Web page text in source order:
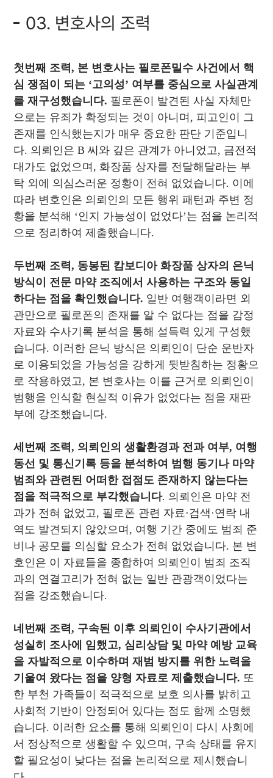
03. 변호사의 조력
첫번째 조력, 본 변호사는 필로폰밀수 사건에서 핵
심 쟁점이 되는 ‘고의성’ 여부를 중심으로 사실관계
를 재구성했습니다. 필로폰이 발견된 사실 자체만
으로는 유죄가 확정되는 것이 아니며, 피고인이 그
존재를 인식했는지가 매우 중요한 판단 기준입니
다. 의뢰인은 B 씨와 깊은 관계가 아니었고, 금전적
대가도 없었으며, 화장품 상자를 전달해달라는 부
탁 외에 의심스러운 정황이 전혀 없었습니다. 이에
따라 변호인은 의뢰인의 모든 행위 패턴과 주변 정
황을 분석해 ‘인지 가능성이 없었다’는 점을 논리적
으로 정리하여 제출했습니다.
두번째 조력, 동봉된 캄보디아 화장품 상자의 은닉
방식이 전문 마약 조직에서 사용하는 구조와 동일
하다는 점을 확인했습니다. 일반 여행객이라면 외
관만으로 필로폰의 존재를 알 수 없다는 점을 감정
자료와 수사기록 분석을 통해 설득력 있게 구성했
습니다. 이러한 은닉 방식은 의뢰인이 단순 운반자
로 이용되었을 가능성을 강하게 뒷받침하는 정황으
로 작용하였고, 본 변호사는 이를 근거로 의뢰인이
범행을 인식할 현실적 이유가 없었다는 점을 재판
부에 강조했습니다.
세번째 조력, 의뢰인의 생활환경과 전과 여부, 여행
동선 및 통신기록 등을 분석하여 범행 동기나 마약
범죄와 관련된 어떠한 접점도 존재하지 않는다는
점을 적극적으로 부각했습니다. 의뢰인은 마약 전
과가 전혀 없었고, 필로폰 관련 자료·검색·연락 내
역도 발견되지 않았으며, 여행 기간 중에도 범죄 준
비나 공모를 의심할 요소가 전혀 없었습니다. 본 변
호인은 이 자료들을 종합하여 의뢰인이 범죄 조직
과의 연결고리가 전혀 없는 일반 관광객이었다는
점을 강조했습니다.
네번째 조력, 구속된 이후 의뢰인이 수사기관에서
성실히 조사에 임했고, 심리상담 및 마약 예방 교육
을 자발적으로 이수하며 재범 방지를 위한 노력을
기울여 왔다는 점을 양형 자료로 제출했습니다. 또
한 부천 가족들이 적극적으로 보호 의사를 밝히고
사회적 기반이 안정되어 있다는 점도 함께 소명했
습니다. 이러한 요소를 통해 의뢰인이 다시 사회에
서 정상적으로 생활할 수 있으며, 구속 상태를 유지
할 필요성이 낮다는 점을 논리적으로 제시했습니